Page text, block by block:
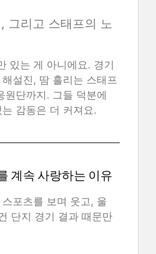
그리고 스태프의 노
있는 게 아니에요. 경기
설진, 땀 흘리는 스태프
원단까지. 그들 덕분에
감동은 더 커져요.
계속 사랑하는 이유
포츠를 보며 웃고, 울
단지 경기 결과 때문만